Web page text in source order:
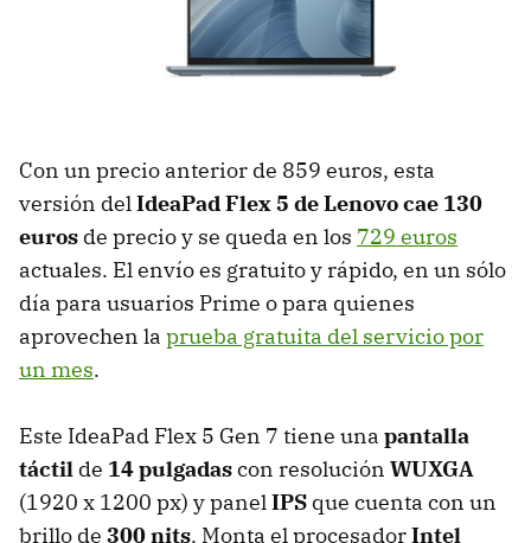
Con un precio anterior de 859 euros, esta
versión delIdeaPad Flex 5 de Lenovocae 130
euros de precio y se queda en los 729 euros
actuales. El envío es gratuito y rápido, en un sólo
día para usuarios Prime o para quienes
aprovechen la prueba gratuita del servicio por
un mes.
Este IdeaPad Flex 5 Gen 7 tiene una pantalla
táctil de 14 pulgadascon resolución WUXGA
(1920 x 1200 px) y panelIPS que cuenta con un
brillo de 300 nits. Monta el procesadorIntel